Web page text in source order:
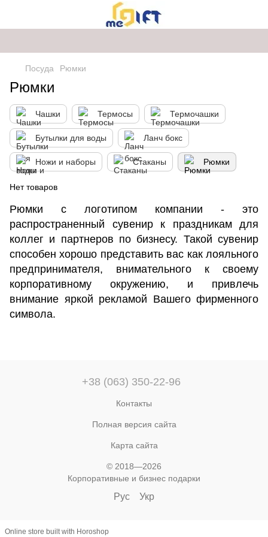
Посуда Рюмки
Рюмки
Чашки Термосы Термочашки
Бутылки для воды Ланч бокс
Ножи и наборы Стаканы Рюмки
Нет товаров
Рюмки с логотипом компании - это
распространенный сувенир к праздникам для
коллег и партнеров по бизнесу. Такой сувенир
способен хорошо представить вас как лояльного
предпринимателя, внимательного к своему
корпоративному окружению, и привлечь
внимание яркой рекламой Вашего фирменного
символа.
+38 (063) 350-22-96
Контакты
Полная версия сайта
Карта сайта
© 2018—2026
Корпоративные и бизнес подарки
Рус Укр
Online store built with Horoshop